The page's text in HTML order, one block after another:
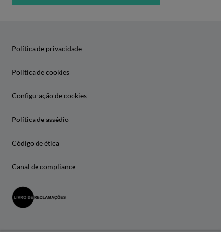
Política de privacidade
Política de cookies
Configuração de cookies
Política de assédio
Código de ética
Canal de compliance